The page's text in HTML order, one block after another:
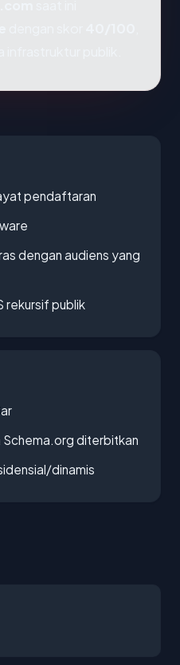
pendaftaran
dengan audiens yang
rekursif publik
diterbitkan
dinamis